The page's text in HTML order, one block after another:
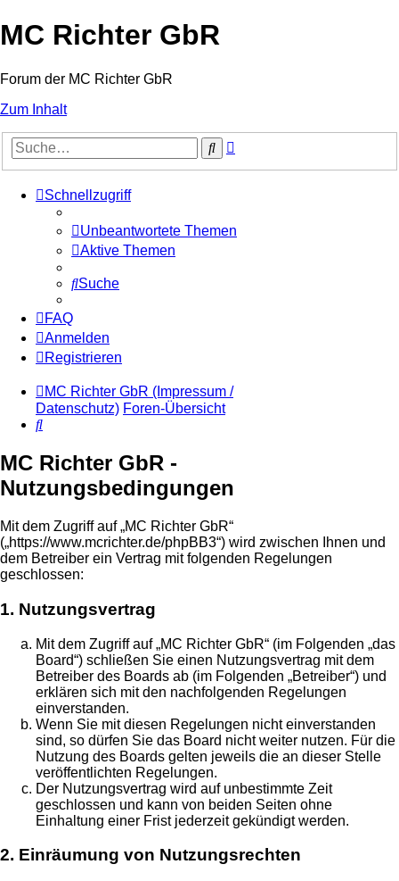
MC Richter GbR
Forum der MC Richter GbR
Zum Inhalt
Suche
Schnellzugriff
Unbeantwortete Themen
Aktive Themen
Suche
FAQ
Anmelden
Registrieren
MC Richter GbR (Impressum /
Datenschutz) Foren-Übersicht
Suche
MC Richter GbR -
Nutzungsbedingungen
Mit dem Zugriff auf „MC Richter GbR“
(„https://www.mcrichter.de/phpBB3“) wird zwischen Ihnen und
dem Betreiber ein Vertrag mit folgenden Regelungen
geschlossen:
1. Nutzungsvertrag
Mit dem Zugriff auf „MC Richter GbR“ (im Folgenden „das
Board“) schließen Sie einen Nutzungsvertrag mit dem
Betreiber des Boards ab (im Folgenden „Betreiber“) und
erklären sich mit den nachfolgenden Regelungen
einverstanden.
Wenn Sie mit diesen Regelungen nicht einverstanden
sind, so dürfen Sie das Board nicht weiter nutzen. Für die
Nutzung des Boards gelten jeweils die an dieser Stelle
veröffentlichten Regelungen.
Der Nutzungsvertrag wird auf unbestimmte Zeit
geschlossen und kann von beiden Seiten ohne
Einhaltung einer Frist jederzeit gekündigt werden.
2. Einräumung von Nutzungsrechten